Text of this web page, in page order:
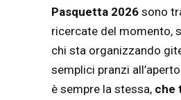
Pasquetta 2026 sono
ricercate del momento,
chi sta organizzando
semplici pranzi
è sempre la stessa, che